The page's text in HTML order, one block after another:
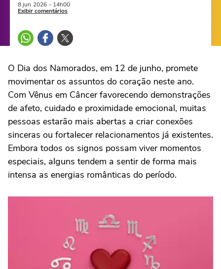
8 jun 2026 - 14h00
Exibir comentários
O Dia dos Namorados, em 12 de junho, promete
movimentar os assuntos do coração neste ano.
Com Vênus em Câncer favorecendo demonstrações
de afeto, cuidado e proximidade emocional, muitas
pessoas estarão mais abertas a criar conexões
sinceras ou fortalecer relacionamentos já existentes.
Embora todos os signos possam viver momentos
especiais, alguns tendem a sentir de forma mais
intensa as energias românticas do período.